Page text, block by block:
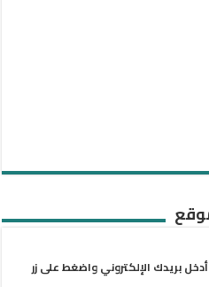
بريدك الإلكتروني واضغط على زر